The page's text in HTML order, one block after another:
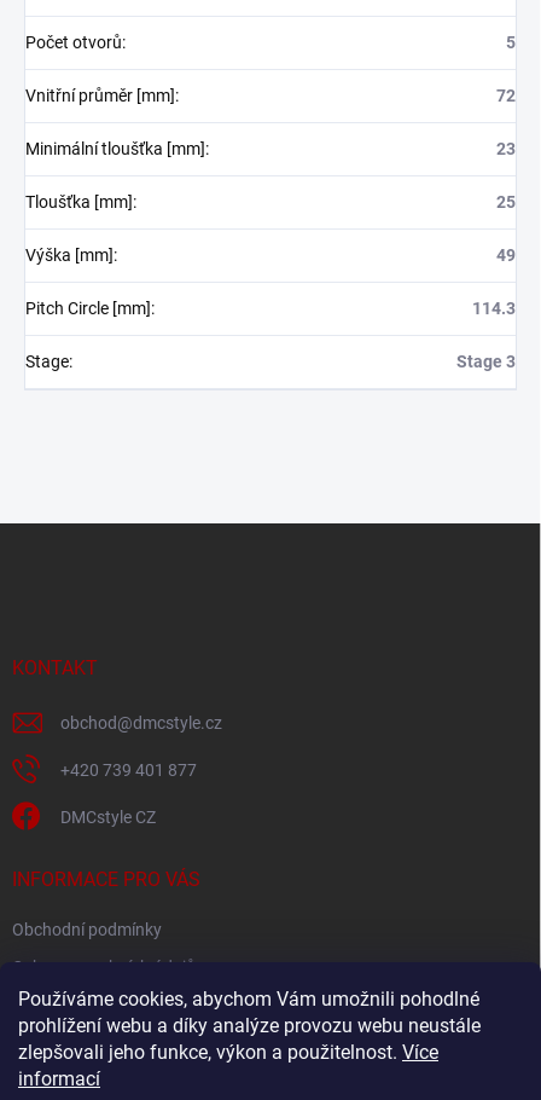
Používáme cookies, abychom Vám umožnili pohodlné
prohlížení webu a díky analýze provozu webu neustále
zlepšovali jeho funkce, výkon a použitelnost. Více
informací
Počet otvorů: 5
Vnitřní průměr [mm]: 72
Minimální tloušťka [mm]: 23
Tloušťka [mm]: 25
Výška [mm]: 49
Pitch Circle [mm]: 114.3
Stage: Stage 3
KONTAKT
obchod@dmcstyle.cz
+420 739 401 877
DMCstyle CZ
INFORMACE PRO VÁS
Obchodní podmínky
Ochrana osobních údajů
FACEBOOK